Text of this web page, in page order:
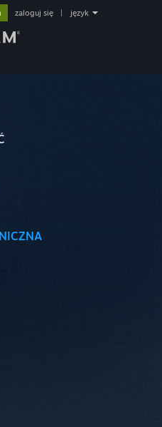
zaloguj się język